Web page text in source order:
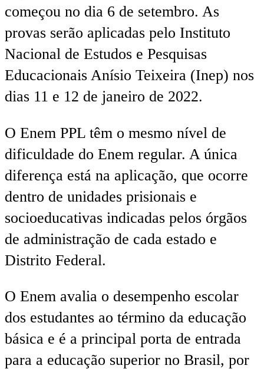
começou no dia 6 de setembro. As
provas serão aplicadas pelo Instituto
Nacional de Estudos e Pesquisas
Educacionais Anísio Teixeira (Inep) nos
dias 11 e 12 de janeiro de 2022.
O Enem PPL têm o mesmo nível de
dificuldade do Enem regular. A única
diferença está na aplicação, que ocorre
dentro de unidades prisionais e
socioeducativas indicadas pelos órgãos
de administração de cada estado e
Distrito Federal.
O Enem avalia o desempenho escolar
dos estudantes ao término da educação
básica e é a principal porta de entrada
para a educação superior no Brasil, por